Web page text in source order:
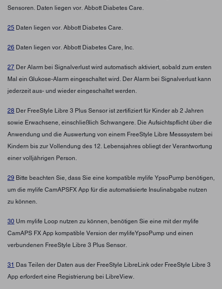
Sensoren. Daten liegen vor. Abbott Diabetes Care.
25 Daten liegen vor. Abbott Diabetes Care.
26 Daten liegen vor. Abbott Diabetes Care, Inc.
27 Der Alarm bei Signalverlust wird automatisch aktiviert, sobald zum ersten
Mal ein Glukose-Alarm eingeschaltet wird. Der Alarm bei Signalverlust kann
jederzeit aus- und wieder eingeschaltet werden.
28 Der FreeStyle Libre 3 Plus Sensor ist zertifiziert für Kinder ab 2 Jahren
sowie Erwachsene, einschließlich Schwangere. Die Aufsichtspflicht über die
Anwendung und die Auswertung von einem FreeStyle Libre Messsystem bei
Kindern bis zur Vollendung des 12. Lebensjahres obliegt der Verantwortung
einer volljährigen Person.
29 Bitte beachten Sie, dass Sie eine kompatible mylife YpsoPump benötigen,
um die mylife CamAPSFX App für die automatisierte Insulinabgabe nutzen
zu können.
30 Um mylife Loop nutzen zu können, benötigen Sie eine mit der mylife
CamAPS FX App kompatible Version der mylifeYpsoPump und einen
verbundenen FreeStyle Libre 3 Plus Sensor.
31 Das Teilen der Daten aus der FreeStyle LibreLink oder FreeStyle Libre 3
App erfordert eine Registrierung bei LibreView.